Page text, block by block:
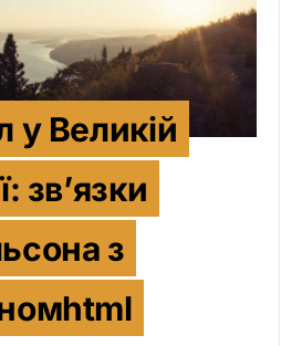
у Великій
зв’язки
з